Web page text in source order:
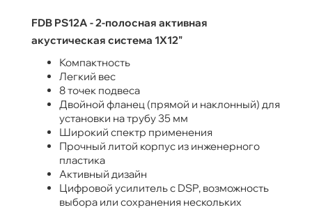
FDB PS12A - 2-полосная активная
акустическая система 1X12"
Компактность
Легкий вес
8 точек подвеса
Двойной фланец (прямой и наклонный) для
установки на трубу 35 мм
Широкий спектр применения
Прочный литой корпус из инженерного
пластика
Активный дизайн
Цифровой усилитель с DSP, возможность
выбора или сохранения нескольких